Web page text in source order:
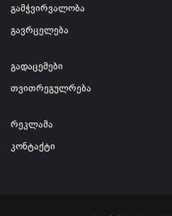
გამჭვირვალობა
გავრცელება
გადაცემები
თვითრეგულრება
რეკლამა
კონტაქტი